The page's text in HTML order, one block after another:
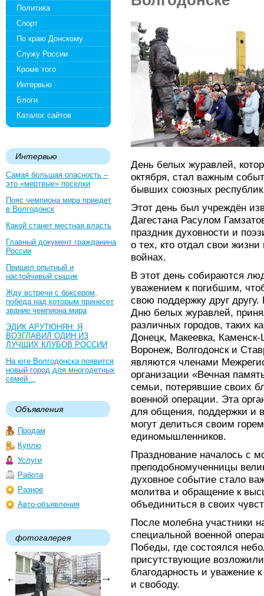
Политика
Спорт
По краю Донскому
Служу России
Кроме того
Интервью
Блоги
Каталог сайтов
Интервью
Самая большая опасность –
это «мертвые» поселки
Пояс чемпиона мира приедет
в Волгодонск
Какой станет местная власть
Главный документ гражданина
России
Пришел опытный и
настойчивый сыщик
Жду встречи с боксером,
победа над которым принесет
звание чемпиона мира
ЭДИК АРУТЮНЯН: Я
ВОЗГЛАВИЛ ОДИН ИЗ
ЛУЧШИХ КЛУБОВ РОССИИ
На юге Волгодонска появится
новый город для многодетных
семей…
Объявления
Продам
Куплю
Услуги
Работа
Разное
Авто-объявления
фотогалерея
День белых журавлей,
октября, стал важным
бывших союзных
Этот день был учреждён
Дагестана Расулом
праздник духовности и
о тех, кто отдал свои
войнах.
В этот день собираются
уважением к погибшим,
свою поддержку друг
Дню белых журавлей,
различных городов, таких
Донецк, Макеевка,
Воронеж, Волгодонск и
являются членами
организации «Вечная
семьи, потерявшие своих
военной операции. Эта
для общения, поддержки и
могут делиться своим
единомышленников.
Празднование началось с
преподобномученницы
духовное событие стало
молитва и обращение к
объединиться в своих
После молебна участники
специальной военной
Победы, где состоялся
присутствующие
благодарность и уважение
и свободу.